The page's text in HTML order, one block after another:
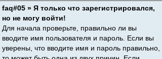
faq#05 » Я только что зарегистрировался,
но не могу войти!
Для начала проверьте, правильно ли вы
вводите имя пользователя и пароль. Если вы
уверены, что вводите имя и пароль правильно,